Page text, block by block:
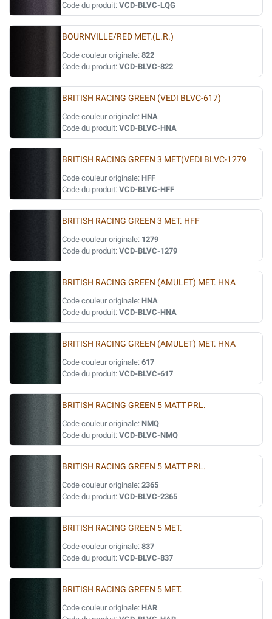
Code du produit: VCD-BLVC-LQG
BOURNVILLE/RED MET.(L.R.)
Code couleur originale: 822
Code du produit: VCD-BLVC-822
BRITISH RACING GREEN (VEDI BLVC-617)
Code couleur originale: HNA
Code du produit: VCD-BLVC-HNA
BRITISH RACING GREEN 3 MET(VEDI BLVC-1279
Code couleur originale: HFF
Code du produit: VCD-BLVC-HFF
BRITISH RACING GREEN 3 MET. HFF
Code couleur originale: 1279
Code du produit: VCD-BLVC-1279
BRITISH RACING GREEN (AMULET) MET. HNA
Code couleur originale: HNA
Code du produit: VCD-BLVC-HNA
BRITISH RACING GREEN (AMULET) MET. HNA
Code couleur originale: 617
Code du produit: VCD-BLVC-617
BRITISH RACING GREEN 5 MATT PRL.
Code couleur originale: NMQ
Code du produit: VCD-BLVC-NMQ
BRITISH RACING GREEN 5 MATT PRL.
Code couleur originale: 2365
Code du produit: VCD-BLVC-2365
BRITISH RACING GREEN 5 MET.
Code couleur originale: 837
Code du produit: VCD-BLVC-837
BRITISH RACING GREEN 5 MET.
Code couleur originale: HAR